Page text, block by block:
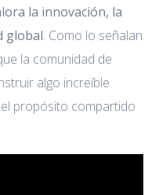
la innovación, la
global. Como lo señalan
la comunidad de
algo increíble
propósito compartido